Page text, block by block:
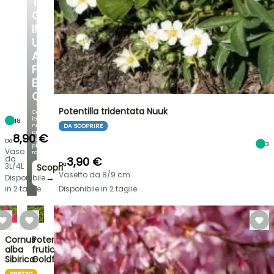
GIARDINO
IN
UN
ANGOLO
FRESCO
E
OMBREGGIATO
Con
le
nostre
più
belle
piante
rampicanti
Scopri
→
18
Da8,90 €
Vaso
da
3L/4L
Disponibile
in 2 taglie
Potentilla tridentata Nuuk
DA SCOPRIRE
3
Da3,90 €
Vasetto da 8/9 cm
Disponibile in 2 taglie
Cornus
alba
Sibirica
Potentilla
fruticosa
Goldfinger